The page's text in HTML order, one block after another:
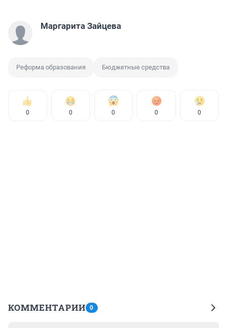
Маргарита Зайцева
Реформа образования Бюджетные средства
0 0 0 0 0
КОММЕНТАРИИ 0